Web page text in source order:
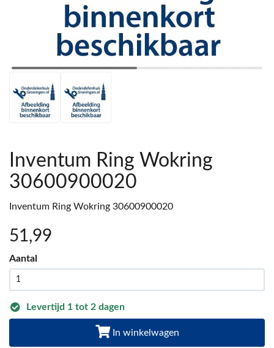
Inventum Ring Wokring
30600900020
Inventum Ring Wokring 30600900020
51 ,99
Aantal
Levertijd 1 tot 2 dagen
In winkelwagen